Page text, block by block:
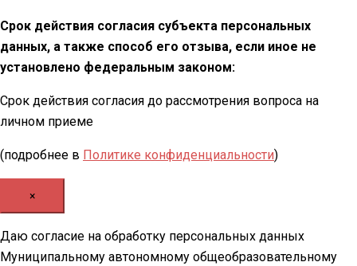
Срок действия согласия субъекта персональных
данных, а также способ его отзыва, если иное не
установлено федеральным законом:
Срок действия согласия до рассмотрения вопроса на
личном приеме
(подробнее в Политике конфиденциальности)
×
Даю согласие на обработку персональных данных
Муниципальному автономному общеобразовательному